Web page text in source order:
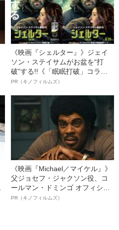
《映画『シェルター』》ジェイ
ソン・ステイサムがお盆を“打
破”する!!《「眠眠打破」コラ
ボ》
PR（キノフィルムズ）
《映画『Michael／マイケル』》
父ジョセフ・ジャクソン役、コ
ールマン・ドミンゴ オフィシャ
ルインタビュー“観客を魅了した
PR（キノフィルムズ）